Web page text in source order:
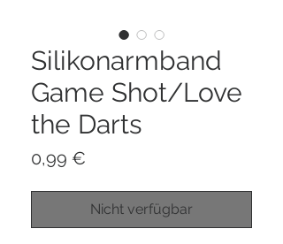
Silikonarmband
Game Shot/Love
the Darts
0,99 €
Nicht verfügbar